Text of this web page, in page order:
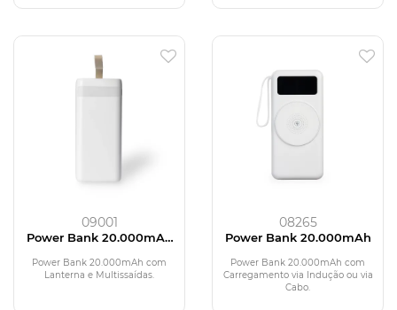
09001
Power Bank 20.000mAh
Multissaídas
Power Bank 20.000mAh com
Lanterna e Multissaídas.
08265
Power Bank 20.000mAh
Power Bank 20.000mAh com
Carregamento via Indução ou via
Cabo.